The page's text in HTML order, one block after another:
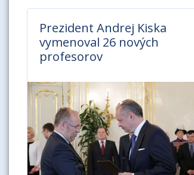
Prezident Andrej Kiska
vymenoval 26 nových
profesorov